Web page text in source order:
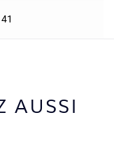
41
AUSSI